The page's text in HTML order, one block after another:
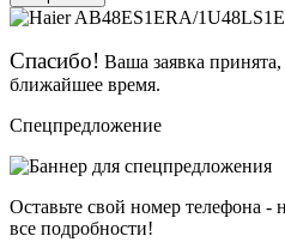
Спасибо! Ваша заявка
ближайшее время.
Спецпредложение
Оставьте свой номер телефона -
все подробности!